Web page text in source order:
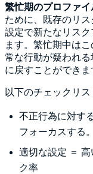
繁忙期のプロファイ
ために、既存のリ
設定で新たなリス
ます。繁忙期中は
常な行動が疑われ
に戻すことができま
以下のチェックリ
不正行為に対す
フォーカスする。
適切な設定 ＝
ク率